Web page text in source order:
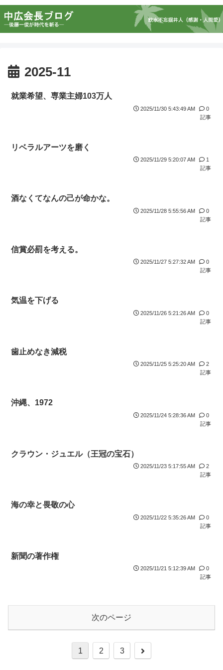
2025-11
就業希望、専業主婦103万人
2025/11/30 5:43:49 AM
0
記事
リベラルアーツを磨く
2025/11/29 5:20:07 AM
1
記事
酒なくてなんの己が命かな。
2025/11/28 5:55:56 AM
0
記事
信賞必罰を考える。
2025/11/27 5:27:32 AM
0
記事
気温を下げる
2025/11/26 5:21:26 AM
0
記事
歯止めなき減税
2025/11/25 5:25:20 AM
2
記事
沖縄、1972
2025/11/24 5:28:36 AM
0
記事
クラウン・ジュエル（王冠の宝石）
2025/11/23 5:17:55 AM
2
記事
海の幸と畏敬の心
2025/11/22 5:35:26 AM
0
記事
新聞の著作権
2025/11/21 5:12:39 AM
0
記事
次のページ
1 2 3